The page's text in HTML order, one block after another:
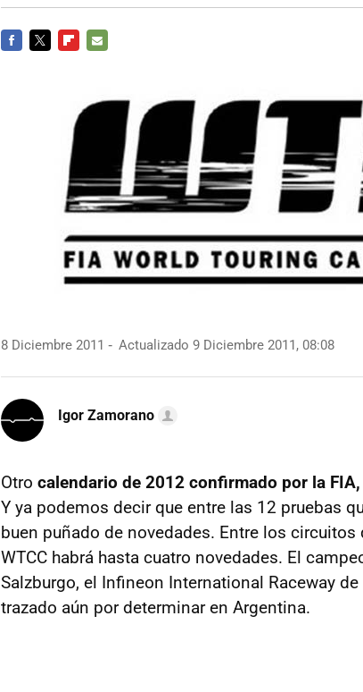
8 Diciembre 2011 Actualizado 9 Diciembre 2011, 08:08
Igor Zamorano
Otro calendario de 2012 confirmado por la
Y ya podemos decir que entre las 12 pruebas
buen puñado de novedades. Entre los
WTCC habrá hasta cuatro novedades. El
Salzburgo, el Infineon International Raceway
trazado aún por determinar en Argentina.